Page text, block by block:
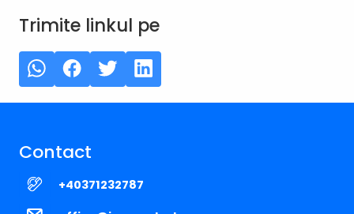
Trimite linkul pe
Contact
+40371232787